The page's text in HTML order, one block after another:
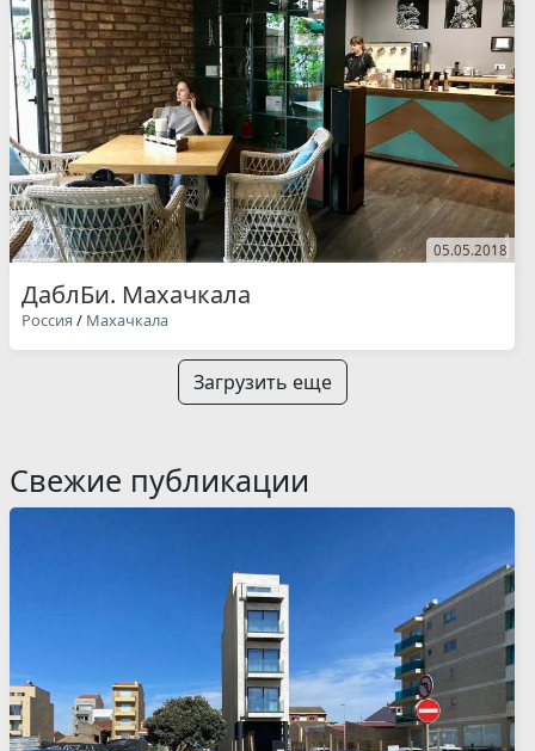
05.05.2018
ДаблБи. Махачкала
Россия / Махачкала
Загрузить еще
Свежие публикации